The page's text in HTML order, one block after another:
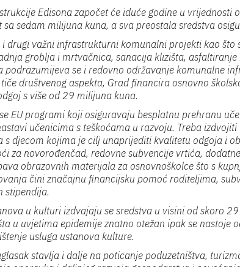
Edisona započet će iduće godine u vrijednosti
sedam milijuna kuna, a sva preostala sredstva
drugi važni infrastrukturni komunalni projekti kao što
groblja i mrtvačnica, sanacija klizišta, asfaltiranje
podrazumijeva se i redovno održavanje komunalne
društvenog aspekta, Grad financira osnovno
s više od 29 milijuna kuna.
EU programi koji osiguravaju besplatnu prehranu
učenicima s teškoćama u razvoju. Treba
djecom kojima je cilj unaprijediti kvalitetu odgoja i
za novorođenčad, redovne subvencije vrtića,
obrazovnih materijala za osnovnoškolce što s
čini značajnu financijsku pomoć roditeljima,
stipendija.
u kulturi izdvajaju se sredstva u visini od skoro
u uvjetima epidemije znatno otežan ipak se nastoje
usluga ustanova kulture.
stavlja i dalje na poticanje poduzetništva,